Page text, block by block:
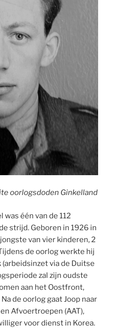
oorlogsdoden Ginkelland
was één van de 112
strijd. Geboren in 1926 in
van vier kinderen, 2
de oorlog werkte hij
via de Duitse
zal zijn oudste
aan het Oostfront,
de oorlog gaat Joop naar
Afvoertroepen (AAT),
voor dienst in Korea.